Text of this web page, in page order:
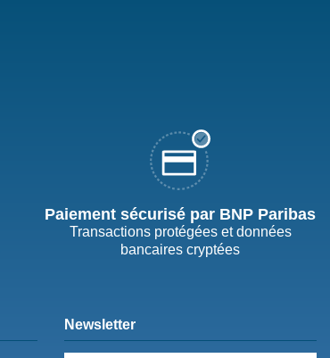
Paiement sécurisé par BNP Paribas
Transactions protégées et données
bancaires cryptées
Newsletter